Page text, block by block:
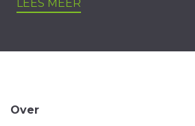
LEES MEER
Over